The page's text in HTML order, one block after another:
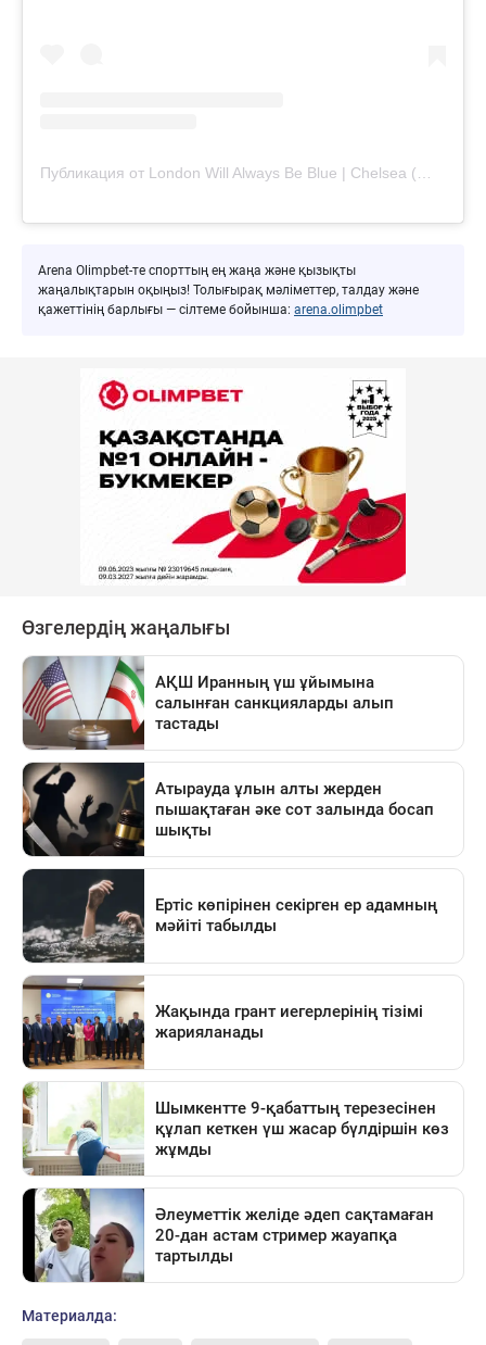
Arena Olimpbet-те спорттың ең жаңа және қызықты
жаңалықтарын оқыңыз! Толығырақ мәліметтер, талдау және
қажеттінің барлығы — сілтеме бойынша: arena.olimpbet
Материалда: